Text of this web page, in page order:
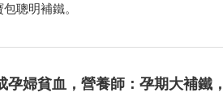
聰明補鐵。
孕婦貧血，營養師：孕期大補鐵